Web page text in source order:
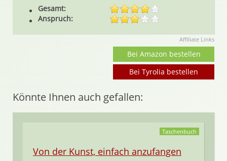
Gesamt:
Anspruch:
Affiliate Links
Bei Amazon bestellen
Bei Tyrolia bestellen
Könnte Ihnen auch gefallen:
Taschenbuch
Von der Kunst, einfach anzufangen